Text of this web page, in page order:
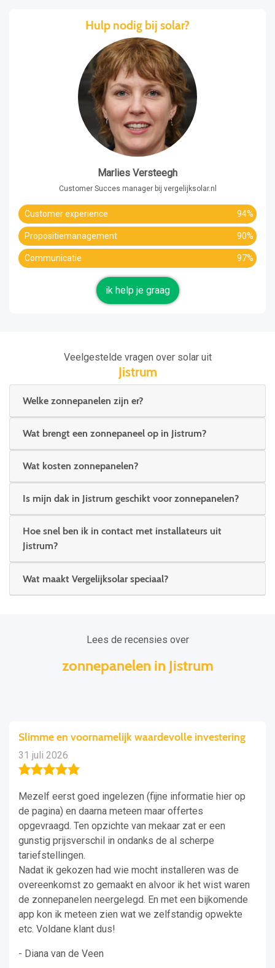
Hulp nodig bij solar?
Marlies Versteegh
Customer Succes manager bij vergelijksolar.nl
Customer experience 94%
Propositiemanagement 90%
Communicatie 97%
ik help je graag
Veelgestelde vragen over solar uit
Jistrum
Welke zonnepanelen zijn er?
Wat brengt een zonnepaneel op in Jistrum?
Wat kosten zonnepanelen?
Is mijn dak in Jistrum geschikt voor zonnepanelen?
Hoe snel ben ik in contact met installateurs uit
Jistrum?
Wat maakt Vergelijksolar speciaal?
Lees de recensies over
zonnepanelen in Jistrum
Slimme en voornamelijk waardevolle investering
31 juli 2026
Mezelf eerst goed ingelezen (fijne informatie hier op
de pagina) en daarna meteen maar offertes
opgevraagd. Ten opzichte van mekaar zat er een
gunstig prijsverschil in ondanks de al scherpe
tariefstellingen.
Nadat ik gekozen had wie mocht installeren was de
overeenkomst zo gemaakt en alvoor ik het wist waren
de zonnepanelen neergelegd. En met een bijkomende
app kon ik meteen zien wat we zelfstandig opwekte
etc. Voldane klant dus!
- Diana van de Veen